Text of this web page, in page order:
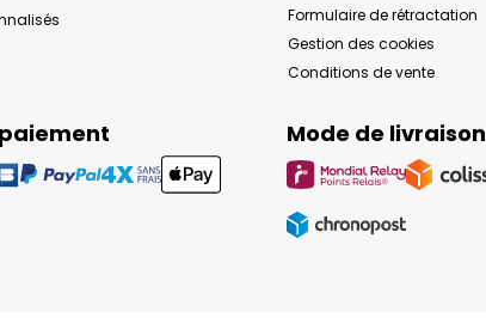
Formulaire de rétractation
Gestion des cookies
Conditions de vente
Mode de livraison